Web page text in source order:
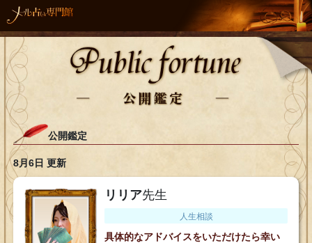
公開鑑定
8月6日 更新
リリア先生
人生相談
具体的なアドバイスをいただけたら幸い